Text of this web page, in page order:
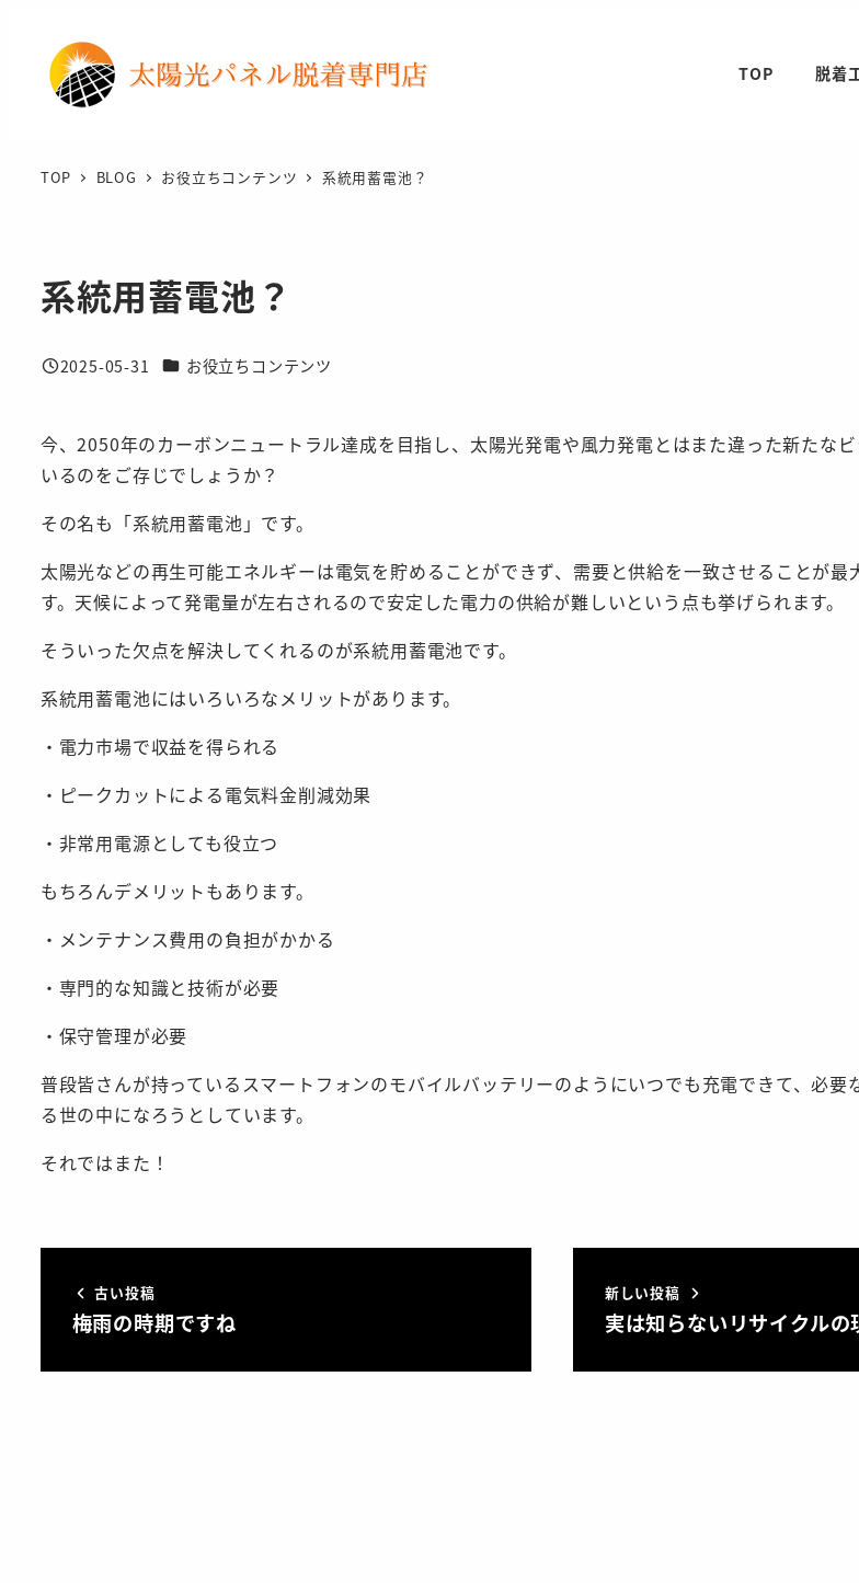
TOP 脱着
TOP BLOG お役立ちコンテンツ 系統用蓄電池？
系統用蓄電池？
投稿日
2025-05-31 カテゴリー
お役立ちコンテンツ
今、2050年のカーボンニュートラル達成を目指し、太陽光発電や風力発電とはまた違った新たな
いるのをご存じでしょうか？
その名も「系統用蓄電池」です。
太陽光などの再生可能エネルギーは電気を貯めることができず、需要と供給を一致させることが最
す。天候によって発電量が左右されるので安定した電力の供給が難しいという点も挙げられます。
そういった欠点を解決してくれるのが系統用蓄電池です。
系統用蓄電池にはいろいろなメリットがあります。
・電力市場で収益を得られる
・ピークカットによる電気料金削減効果
・非常用電源としても役立つ
もちろんデメリットもあります。
・メンテナンス費用の負担がかかる
・専門的な知識と技術が必要
・保守管理が必要
普段皆さんが持っているスマートフォンのモバイルバッテリーのようにいつでも充電できて、必要
る世の中になろうとしています。
それではまた！
古い投稿
梅雨の時期ですね
新しい投稿
実は知らないリサイクルの